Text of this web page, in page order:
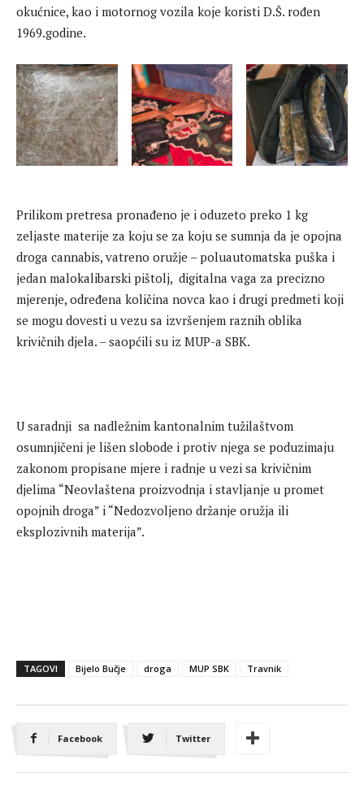
okućnice, kao i motornog vozila koje koristi D.Š. rođen
1969.godine.
Prilikom pretresa pronađeno je i oduzeto preko 1 kg
zeljaste materije za koju se za koju se sumnja da je opojna
droga cannabis, vatreno oružje – poluautomatska puška i
jedan malokalibarski pištolj, digitalna vaga za precizno
mjerenje, određena količina novca kao i drugi predmeti koji
se mogu dovesti u vezu sa izvršenjem raznih oblika
krivičnih djela. – saopćili su iz MUP-a SBK.
U saradnji sa nadležnim kantonalnim tužilaštvom
osumnjičeni je lišen slobode i protiv njega se poduzimaju
zakonom propisane mjere i radnje u vezi sa krivičnim
djelima “Neovlaštena proizvodnja i stavljanje u promet
opojnih droga” i “Nedozvoljeno držanje oružja ili
eksplozivnih materija”.
TAGOVI Bijelo Bučje droga MUP SBK Travnik
Facebook Twitter